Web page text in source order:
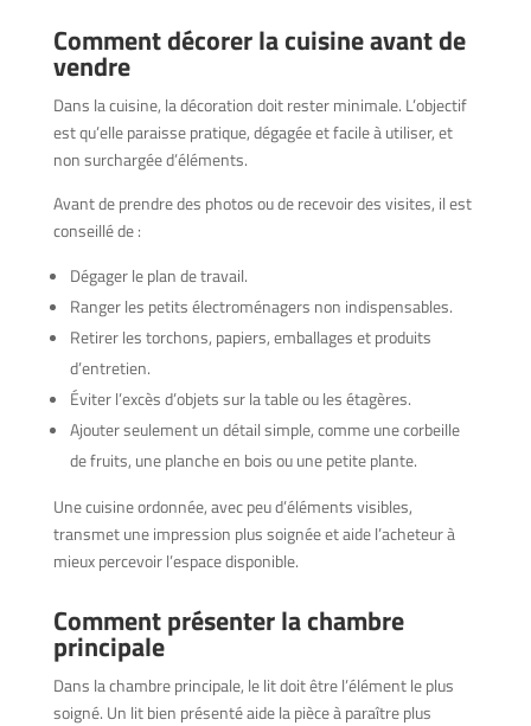
Comment décorer la cuisine avant de
vendre
Dans la cuisine, la décoration doit rester minimale. L’objectif
est qu’elle paraisse pratique, dégagée et facile à utiliser, et
non surchargée d’éléments.
Avant de prendre des photos ou de recevoir des visites, il est
conseillé de :
Dégager le plan de travail.
Ranger les petits électroménagers non indispensables.
Retirer les torchons, papiers, emballages et produits
d’entretien.
Éviter l’excès d’objets sur la table ou les étagères.
Ajouter seulement un détail simple, comme une corbeille
de fruits, une planche en bois ou une petite plante.
Une cuisine ordonnée, avec peu d’éléments visibles,
transmet une impression plus soignée et aide l’acheteur à
mieux percevoir l’espace disponible.
Comment présenter la chambre
principale
Dans la chambre principale, le lit doit être l’élément le plus
soigné. Un lit bien présenté aide la pièce à paraître plus